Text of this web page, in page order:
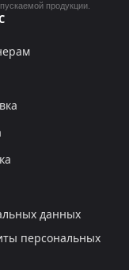
продукции.
данных
персональных